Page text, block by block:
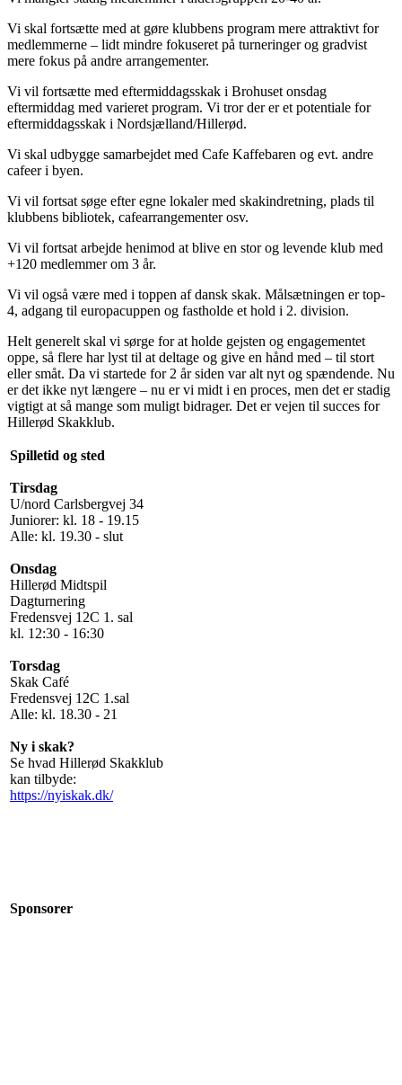
Vi skal fortsætte med at gøre klubbens program mere attraktivt for
medlemmerne – lidt mindre fokuseret på turneringer og gradvist
mere fokus på andre arrangementer.
Vi vil fortsætte med eftermiddagsskak i Brohuset onsdag
eftermiddag med varieret program. Vi tror der er et potentiale for
eftermiddagsskak i Nordsjælland/Hillerød.
Vi skal udbygge samarbejdet med Cafe Kaffebaren og evt. andre
cafeer i byen.
Vi vil fortsat søge efter egne lokaler med skakindretning, plads til
klubbens bibliotek, cafearrangementer osv.
Vi vil fortsat arbejde henimod at blive en stor og levende klub med
+120 medlemmer om 3 år.
Vi vil også være med i toppen af dansk skak. Målsætningen er top-
4, adgang til europacuppen og fastholde et hold i 2. division.
Helt generelt skal vi sørge for at holde gejsten og engagementet
oppe, så flere har lyst til at deltage og give en hånd med – til stort
eller småt. Da vi startede for 2 år siden var alt nyt og spændende. Nu
er det ikke nyt længere – nu er vi midt i en proces, men det er stadig
vigtigt at så mange som muligt bidrager. Det er vejen til succes for
Hillerød Skakklub.
Spilletid og sted
Tirsdag
U/nord Carlsbergvej 34
Juniorer: kl. 18 - 19.15
Alle: kl. 19.30 - slut
Onsdag
Hillerød Midtspil
Dagturnering
Fredensvej 12C 1. sal
kl. 12:30 - 16:30
Torsdag
Skak Café
Fredensvej 12C 1.sal
Alle: kl. 18.30 - 21
Ny i skak?
Se hvad Hillerød Skakklub
kan tilbyde:
https://nyiskak.dk/
Sponsorer